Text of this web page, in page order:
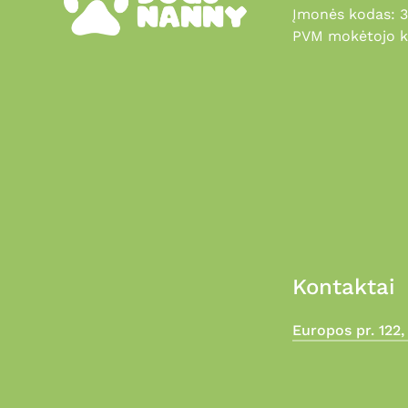
Įmonės kodas:
PVM mokėtojo
Kontaktai
Europos pr.